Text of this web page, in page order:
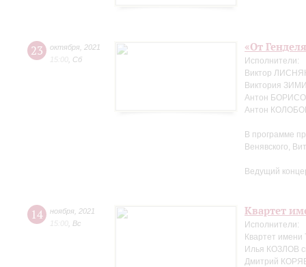
23 октября 2021
15:00 Сб
«От
Исполнители:
Виктор
Виктория
Антон
Антон
В программе
Венявского,
Ведущий
14 ноября 2021
15:00 Вс
Квартет
Исполнители:
Квартет
Илья КОЗЛОВ
Дмитрий